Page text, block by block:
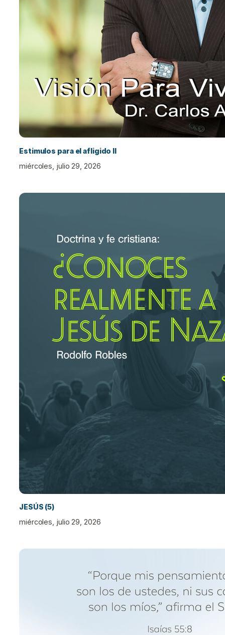
Estimulos para el afligido II
miércoles, julio 29, 2026
JESÚS (5)
miércoles, julio 29, 2026